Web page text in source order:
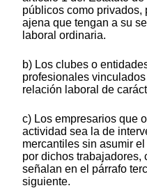
públicos como privados,
ajena que tengan a su
laboral ordinaria.
b) Los clubes o
profesionales
relación laboral de
c) Los empresarios que
actividad sea la de
mercantiles sin asumir
por dichos trabajadores,
señalan en el párrafo
siguiente.